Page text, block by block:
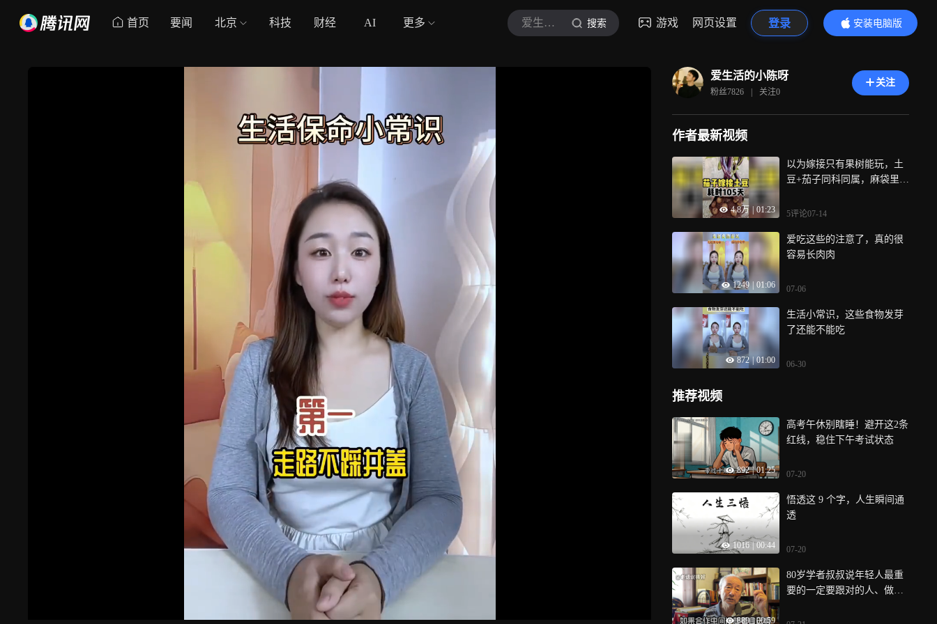
首页 要闻 北京 科技 财经 AI 更多 爱生活的小陈呀 搜索 游戏 网页设置 登录
安装电脑版
内容更精彩
爱生活的小陈呀
粉丝7826 | 关注0
关注
作者最新视频
4.8万 01:23
以为嫁接只有果树能玩，土
豆+茄子同科同属，麻袋里塞
5评论07-14
1249 01:06
爱吃这些的注意了，真的很
容易长肉肉
07-06
872 | 01:00
生活小常识，这些食物发芽
了还能不能吃
06-30
推荐视频
892 | 01:25
高考午休别瞎睡！避开这2条
红线，稳住下午考试状态
07-20
1016 00:44
悟透这 9 个字，人生瞬间通
透
07-20
889 | 00:59
80岁学者叔叔说年轻人最重
要的一定要跟对的人、做对
典》里的经典名言来说